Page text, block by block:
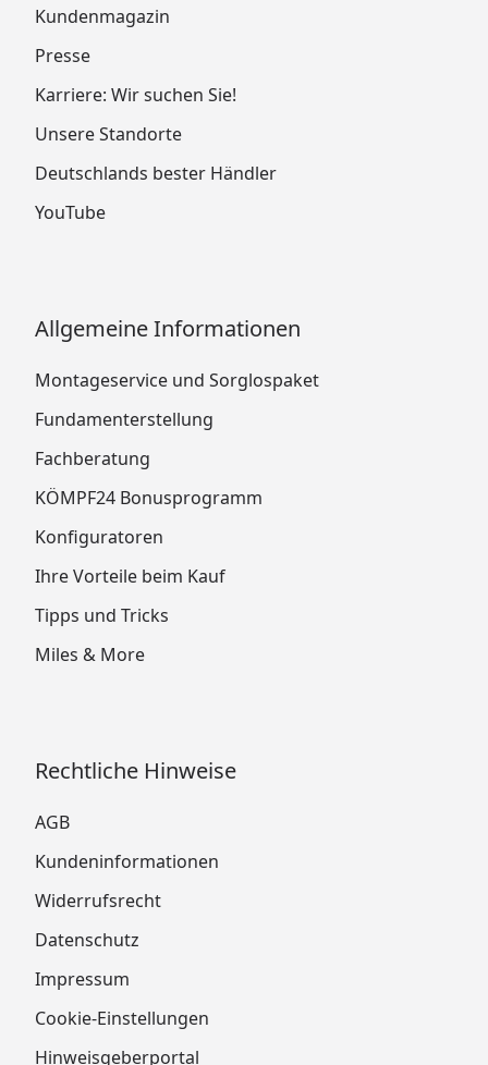
Kundenmagazin
Presse
Karriere: Wir suchen Sie!
Unsere Standorte
Deutschlands bester Händler
YouTube
Allgemeine Informationen
Montageservice und Sorglospaket
Fundamenterstellung
Fachberatung
KÖMPF24 Bonusprogramm
Konfiguratoren
Ihre Vorteile beim Kauf
Tipps und Tricks
Miles & More
Rechtliche Hinweise
AGB
Kundeninformationen
Widerrufsrecht
Datenschutz
Impressum
Cookie-Einstellungen
Hinweisgeberportal